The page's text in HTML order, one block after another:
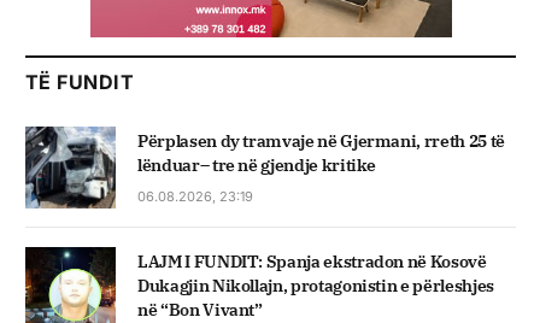
TË FUNDIT
Përplasen dy tramvaje në Gjermani, rreth 25 të
lënduar– tre në gjendje kritike
06.08.2026, 23:19
LAJM I FUNDIT: Spanja ekstradon në Kosovë
Dukagjin Nikollajn, protagonistin e përleshjes
në “Bon Vivant”